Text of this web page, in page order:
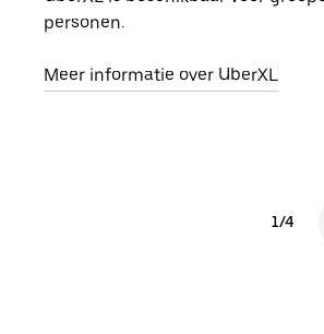
personen.
Meer informatie over UberXL
1/4